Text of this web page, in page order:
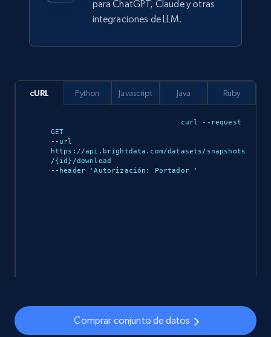
para ChatGPT, Claude y otras
integraciones de LLM.
cURL
curl --request
GET
--url
https://api.brightdata.com/datasets/snapshots
/{id}/download
--header 'Autorización: Portador
'
Python Javascript Java Ruby
Comprar conjunto de datos